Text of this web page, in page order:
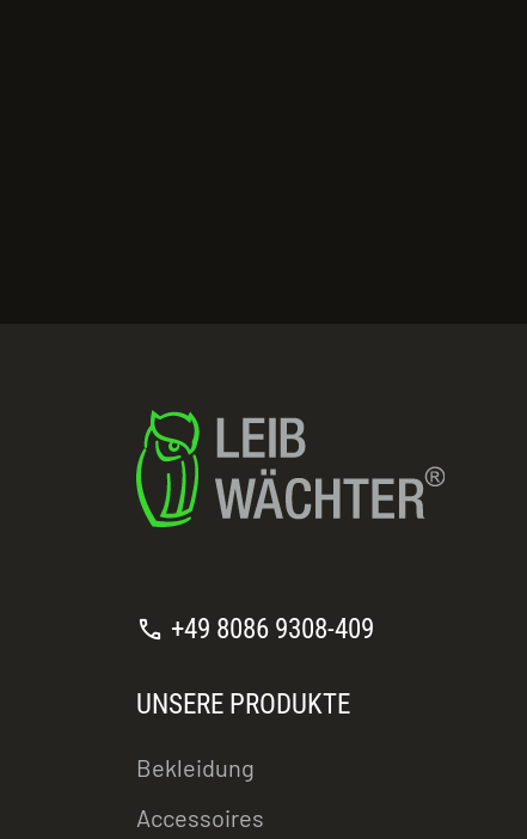
call +49 8086 9308-409
UNSERE PRODUKTE
Bekleidung
Accessoires